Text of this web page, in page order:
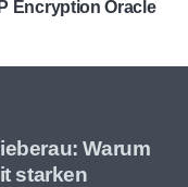
Encryption Oracle
Warum
starken